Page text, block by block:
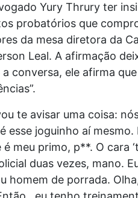
Yury Thrury ter
probatórios que
da mesa diretora da
Leal. A afirmação
conversa, ele afirma
te avisar uma coisa:
esse joguinho aí
é meu primo, p**. O cara
duas vezes, mano.
homem de porrada.